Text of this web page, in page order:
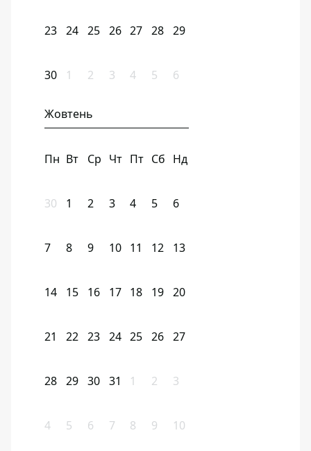
23 24 25 26 27 28 29
30 1 2 3 4 5 6
Жовтень
Пн Вт Ср Чт Пт Сб Нд
30 1 2 3 4 5 6
7 8 9 10 11 12 13
14 15 16 17 18 19 20
21 22 23 24 25 26 27
28 29 30 31 1 2 3
4 5 6 7 8 9 10